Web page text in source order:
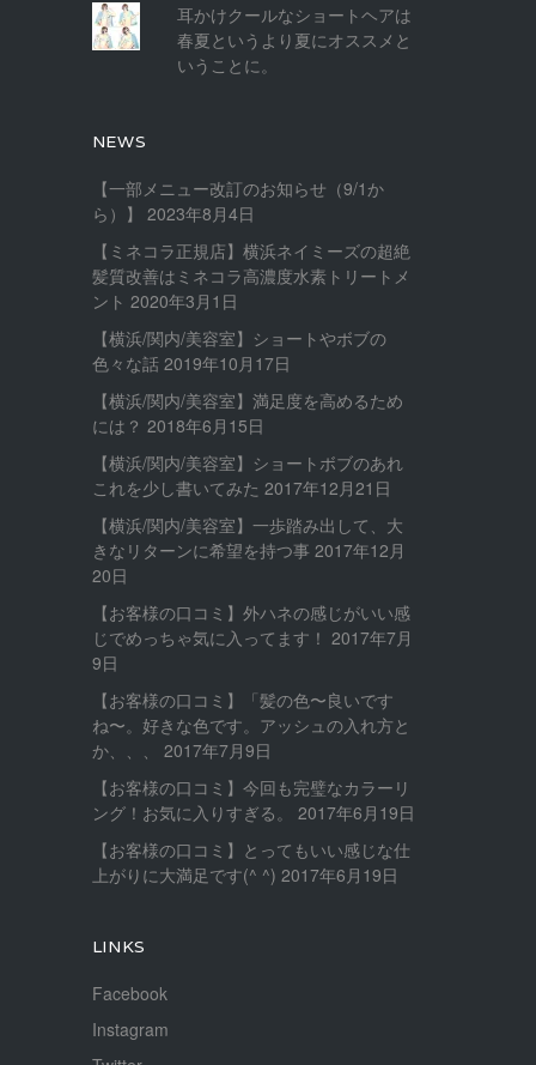
耳かけクールなショートヘアは
春夏というより夏にオススメと
いうことに。
NEWS
【一部メニュー改訂のお知らせ（9/1か
ら）】
2023年8月4日
【ミネコラ正規店】横浜ネイミーズの超絶
髪質改善はミネコラ高濃度水素トリートメ
ント 2020年3月1日
【横浜/関内/美容室】ショートやボブの
色々な話 2019年10月17日
【横浜/関内/美容室】満足度を高めるため
には？ 2018年6月15日
【横浜/関内/美容室】ショートボブのあれ
これを少し書いてみた 2017年12月21日
【横浜/関内/美容室】一歩踏み出して、大
きなリターンに希望を持つ事 2017年12月
20日
【お客様の口コミ】外ハネの感じがいい感
じでめっちゃ気に入ってます！ 2017年7月
9日
【お客様の口コミ】「髪の色〜良いです
ね〜。好きな色です。アッシュの入れ方と
か、、、
2017年7月9日
【お客様の口コミ】今回も完璧なカラーリ
ング！お気に入りすぎる。
2017年6月19日
【お客様の口コミ】とってもいい感じな仕
上がりに大満足です(^ ^) 2017年6月19日
LINKS
Facebook
Instagram